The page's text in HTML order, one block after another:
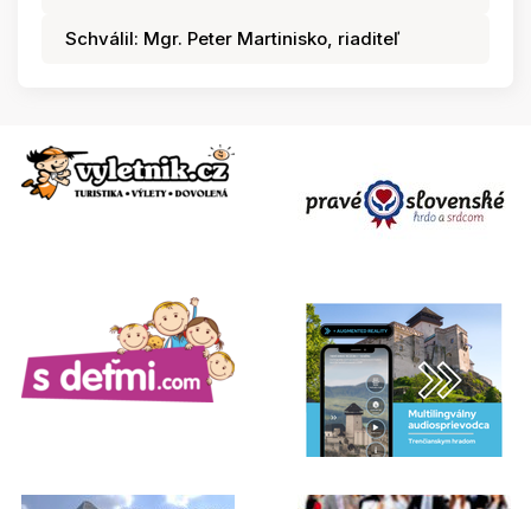
Schválil: Mgr. Peter Martinisko, riaditeľ